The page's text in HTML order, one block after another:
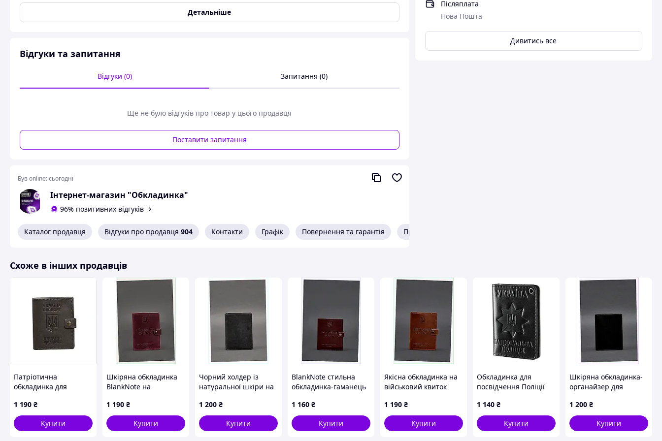
Післяплата
Нова Пошта
Дивитись все
Детальніше
Відгуки та запитання
Відгуки (0) Запитання (0)
Ще не було відгуків про товар у цього продавця
Поставити запитання
Був online:сьогодні
Інтернет-магазин "Обкладинка"
96% позитивних відгуків
Каталог продавця Відгуки про продавця 904 Контакти Графік Повернення та гарантія Про продавця
Схоже в інших продавців
Патріотична
обкладинка для
крафтовій упаковці
8611HXH083
1 190 ₴
Купити
Шкіряна обкладинка
BlankNote на
бордова, 8131C9E9M6
1 190 ₴
Купити
Чорний холдер із
натуральної шкіри на
81KK32089
1 200 ₴
Купити
BlankNote стильна
обкладинка-гаманець
8131T9E83K
1 160 ₴
Купити
Якісна обкладинка на
військовий квиток
813P200A1A
1 190 ₴
Купити
Обкладинка для
посвідчення Поліції
1 140 ₴
Купити
Шкіряна обкладинка-
органайзер для
краст BlankNote,
8H1CX32088
1 200 ₴
Купити